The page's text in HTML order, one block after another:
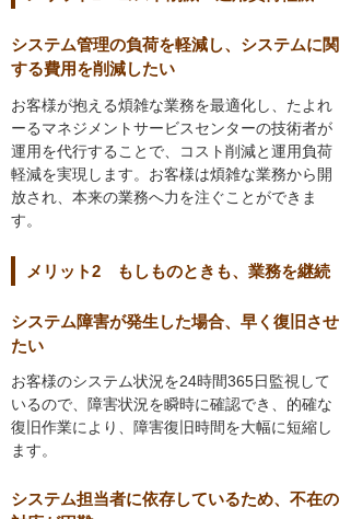
システム管理の負荷を軽減し、システムに関
する費用を削減したい
お客様が抱える煩雑な業務を最適化し、たよれ
ーるマネジメントサービスセンターの技術者が
運用を代行することで、コスト削減と運用負荷
軽減を実現します。お客様は煩雑な業務から開
放され、本来の業務へ力を注ぐことができま
す。
メリット2 もしものときも、業務を継続
システム障害が発生した場合、早く復旧させ
たい
お客様のシステム状況を24時間365日監視して
いるので、障害状況を瞬時に確認でき、的確な
復旧作業により、障害復旧時間を大幅に短縮し
ます。
システム担当者に依存しているため、不在の